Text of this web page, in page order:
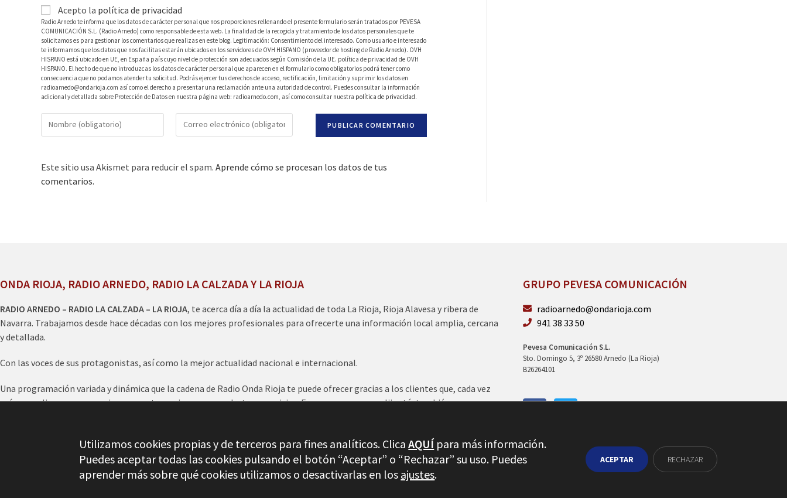
Acepto la política de privacidad
Radio Arnedo te informa que los datos de carácter personal que nos proporciones rellenando el presente formulario serán tratados por PEVESA
COMUNICACIÓN S.L. (Radio Arnedo) como responsable de esta web. La finalidad de la recogida y tratamiento de los datos personales que te
solicitamos es para gestionar los comentarios que realizas en este blog. Legitimación: Consentimiento del interesado. Como usuario e interesado
te informamos que los datos que nos facilitas estarán ubicados en los servidores de OVH HISPANO (proveedor de hosting de Radio Arnedo). OVH
HISPANO está ubicado en UE, en España país cuyo nivel de protección son adecuados según Comisión de la UE. política de privacidad de OVH
HISPANO. El hecho de que no introduzcas los datos de carácter personal que aparecen en el formulario como obligatorios podrá tener como
consecuencia que no podamos atender tu solicitud. Podrás ejercer tus derechos de acceso, rectificación, limitación y suprimir los datos en
radioarnedo@ondarioja.com así como el derecho a presentar una reclamación ante una autoridad de control. Puedes consultar la información
adicional y detallada sobre Protección de Datos en nuestra página web: radioarnedo.com, así como consultar nuestra política de privacidad.
Este sitio usa Akismet para reducir el spam. Aprende cómo se procesan los datos de tus
comentarios.
ONDA RIOJA, RADIO ARNEDO, RADIO LA CALZADA Y LA RIOJA
RADIO ARNEDO – RADIO LA CALZADA – LA RIOJA, te acerca día a día la actualidad de toda La Rioja, Rioja Alavesa y ribera de
Navarra. Trabajamos desde hace décadas con los mejores profesionales para ofrecerte una información local amplia, cercana
y detallada.
Con las voces de sus protagonistas, así como la mejor actualidad nacional e internacional.
Una programación variada y dinámica que la cadena de Radio Onda Rioja te puede ofrecer gracias a los clientes que, cada vez
más, nos eligen para anunciar en nuestra emisora sus productos y servicios. Esperamos que nos elijas tú, también para
GRUPO PEVESA COMUNICACIÓN
radioarnedo@ondarioja.com
941 38 33 50
Pevesa Comunicación S.L.
Sto. Domingo 5, 3º 26580 Arnedo (La Rioja)
B26264101
Radio Arnedo Inicio Aviso legal Política de privacidad Política de cookies Ajustes cookies
Utilizamos cookies propias y de terceros para fines analíticos. ClicaAQUÍ para más información.
Puedes aceptar todas las cookies pulsando el botón “Aceptar” o “Rechazar” su uso. Puedes
aprender más sobre qué cookies utilizamos o desactivarlas en los ajustes.
ACEPTAR RECHAZAR